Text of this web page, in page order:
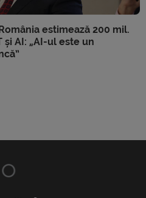
estimează 200 mil.
AI: „AI-ul este un